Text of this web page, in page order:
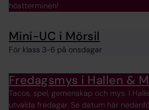
höstterminen!
Mini-UC i Mörsil
För klass 3-6 på onsdagar
Fredagsmys i Hallen &
Tacos, spel, gemenskap och mys. I
utvalda fredagar. Se datum här